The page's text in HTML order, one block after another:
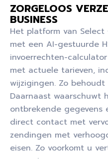
ZORGELOOS
BUSINESS
Het platform van
met een AI-gestuurde
invoerrechten-
met actuele tarieven,
wijzigingen. Zo
Daarnaast waarschuwt
ontbrekende gegevens
direct contact met
zendingen met
eisen. Zo voorkomt u